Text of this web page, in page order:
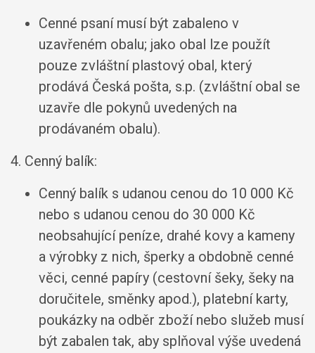
Cenné psaní musí být zabaleno v
uzavřeném obalu; jako obal lze použít
pouze zvláštní plastový obal, který
prodává Česká pošta, s.p. (zvláštní obal se
uzavře dle pokynů uvedených na
prodávaném obalu).
4. Cenný balík:
Cenný balík s udanou cenou do 10 000 Kč
nebo s udanou cenou do 30 000 Kč
neobsahující peníze, drahé kovy a kameny
a výrobky z nich, šperky a obdobně cenné
věci, cenné papíry (cestovní šeky, šeky na
doručitele, směnky apod.), platební karty,
poukázky na odběr zboží nebo služeb musí
být zabalen tak, aby splňoval výše uvedená